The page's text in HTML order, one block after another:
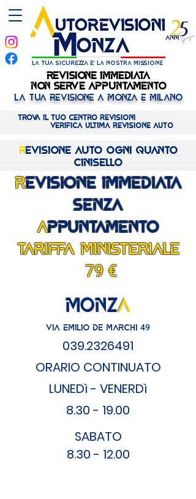
Trova il tuo centro REVISIONI
verifica ULTIMA revisione AUTO
la tua sicurezza e' la nostra missione
LA TUA REVISIONE A MONZA E MILANO
REVISIONE IMMEDIATA
NON SERVE APPUNTAMENTO
REVISIONE IMMEDIATA
NON SERVE APPUNTAMENTO
Revisione Auto OGNI QUANTO
CINISELLO
REVISIONE IMMEDIATA
SENZA
APPUNTAMENTO
TARIFFA MINISTERIALE
79€
MONZA
VIA EMILIO DE MARCHI 49
039.2326491
ORARIO CONTINUATO
LUNEDì - VENERDì
8.30 - 19.00
SABATO
8.30 - 12.00